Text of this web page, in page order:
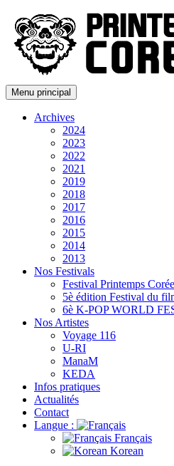
Menu principal
Archives
2024
2023
2022
2021
2019
2018
2017
2016
2015
2014
2013
Nos Festivals
Festival Printemps
5è édition Festival du
6è K-POP WORLD
Nos Artistes
Voyage 116
U-RI
ManaM
KEDA
Infos pratiques
Actualités
Contact
Langue :
Français
Korean